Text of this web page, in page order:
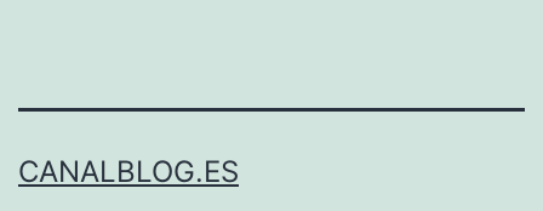
CANALBLOG.ES